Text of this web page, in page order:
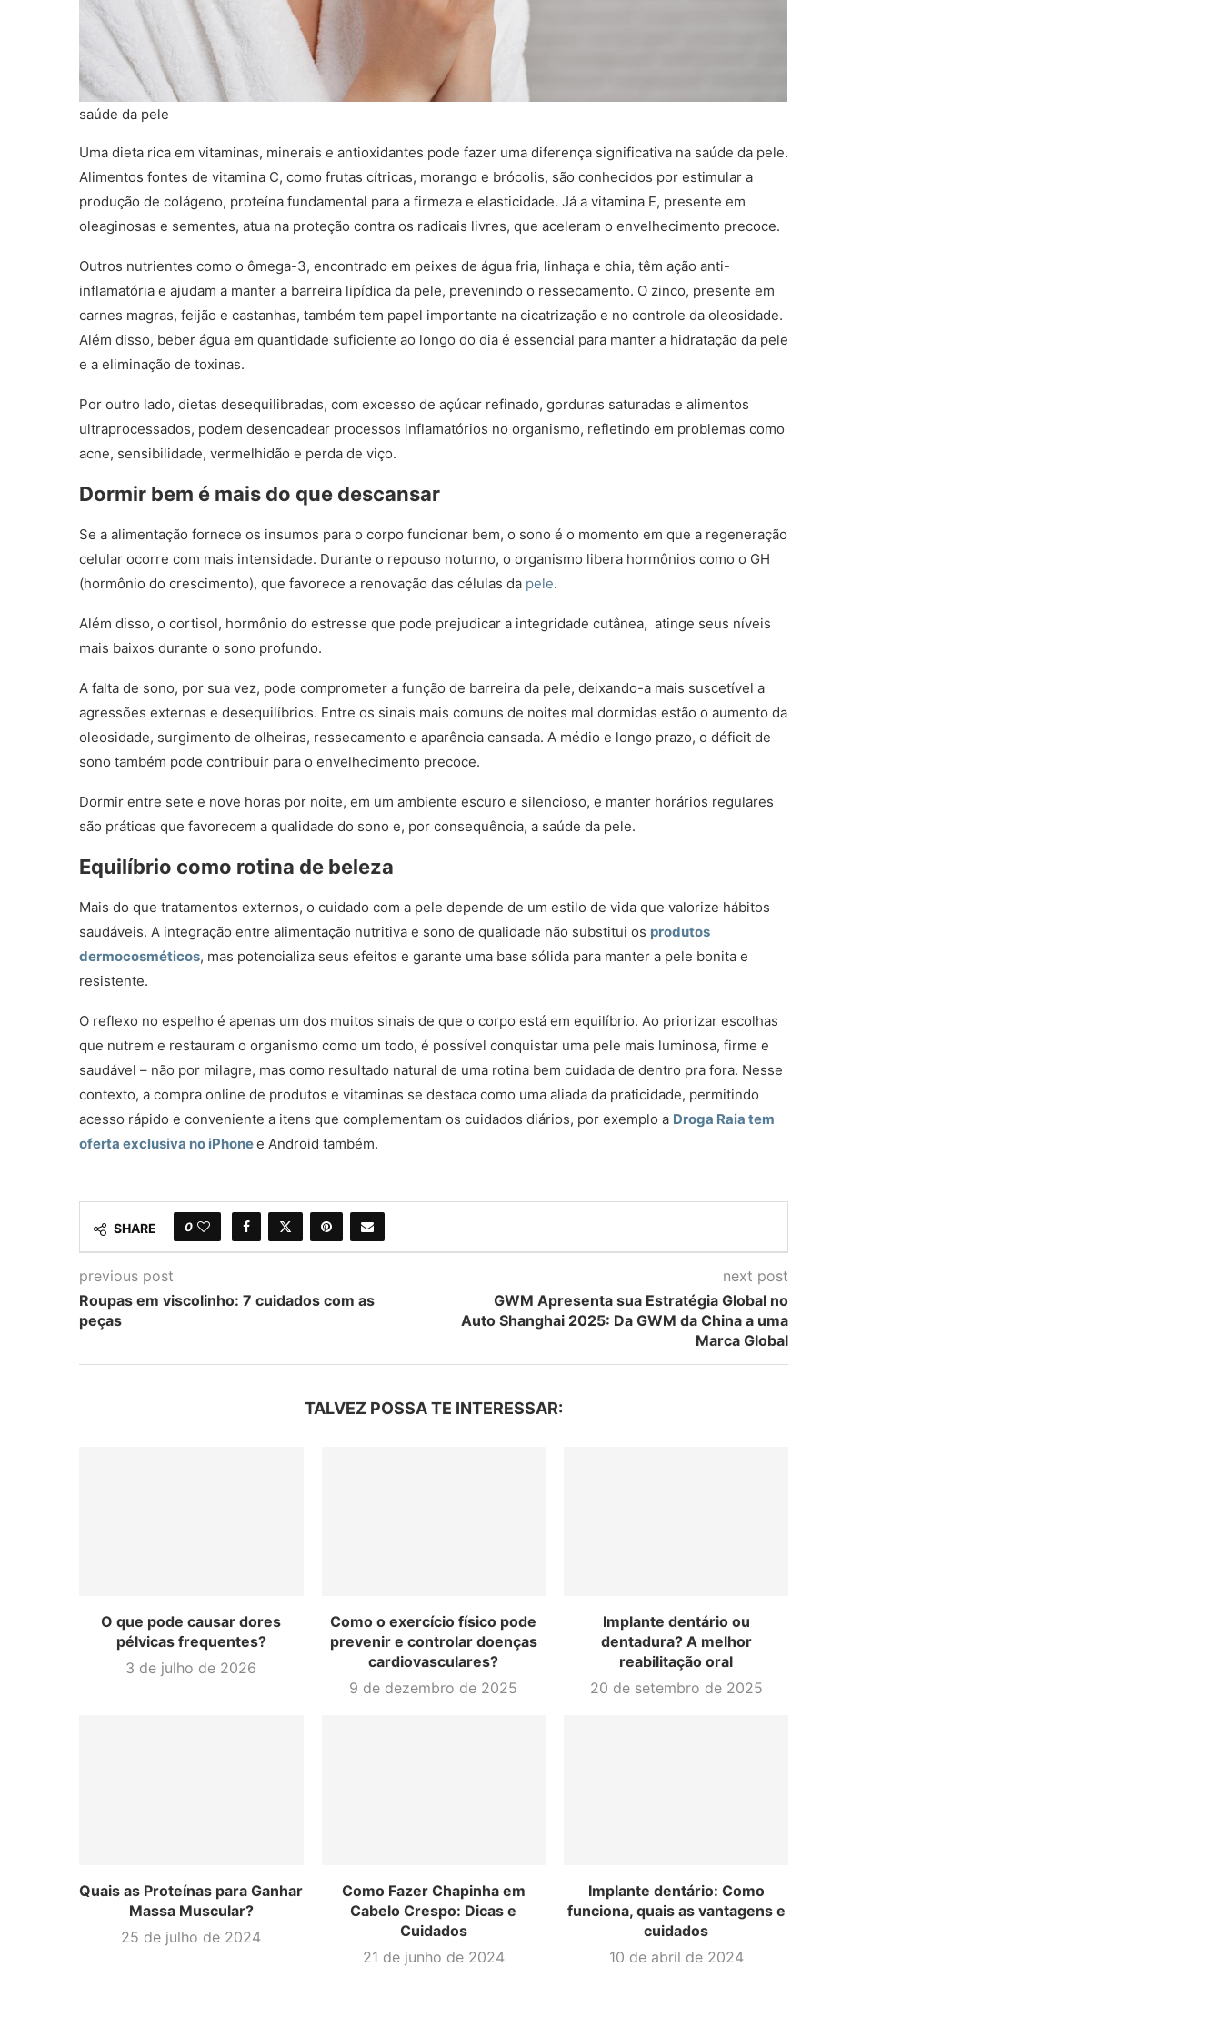
saúde da pele
Uma dieta rica em vitaminas, minerais e antioxidantes pode fazer uma diferença significativa na saúde da pele.
Alimentos fontes de vitamina C, como frutas cítricas, morango e brócolis, são conhecidos por estimular a
produção de colágeno, proteína fundamental para a firmeza e elasticidade. Já a vitamina E, presente em
oleaginosas e sementes, atua na proteção contra os radicais livres, que aceleram o envelhecimento precoce.
Outros nutrientes como o ômega-3, encontrado em peixes de água fria, linhaça e chia, têm ação anti-
inflamatória e ajudam a manter a barreira lipídica da pele, prevenindo o ressecamento. O zinco, presente em
carnes magras, feijão e castanhas, também tem papel importante na cicatrização e no controle da oleosidade.
Além disso, beber água em quantidade suficiente ao longo do dia é essencial para manter a hidratação da pele
e a eliminação de toxinas.
Por outro lado, dietas desequilibradas, com excesso de açúcar refinado, gorduras saturadas e alimentos
ultraprocessados, podem desencadear processos inflamatórios no organismo, refletindo em problemas como
acne, sensibilidade, vermelhidão e perda de viço.
Dormir bem é mais do que descansar
Se a alimentação fornece os insumos para o corpo funcionar bem, o sono é o momento em que a regeneração
celular ocorre com mais intensidade. Durante o repouso noturno, o organismo libera hormônios como o GH
(hormônio do crescimento), que favorece a renovação das células da pele.
Além disso, o cortisol, hormônio do estresse que pode prejudicar a integridade cutânea, atinge seus níveis
mais baixos durante o sono profundo.
A falta de sono, por sua vez, pode comprometer a função de barreira da pele, deixando-a mais suscetível a
agressões externas e desequilíbrios. Entre os sinais mais comuns de noites mal dormidas estão o aumento da
oleosidade, surgimento de olheiras, ressecamento e aparência cansada. A médio e longo prazo, o déficit de
sono também pode contribuir para o envelhecimento precoce.
Dormir entre sete e nove horas por noite, em um ambiente escuro e silencioso, e manter horários regulares
são práticas que favorecem a qualidade do sono e, por consequência, a saúde da pele.
Equilíbrio como rotina de beleza
Mais do que tratamentos externos, o cuidado com a pele depende de um estilo de vida que valorize hábitos
saudáveis. A integração entre alimentação nutritiva e sono de qualidade não substitui os produtos
dermocosméticos, mas potencializa seus efeitos e garante uma base sólida para manter a pele bonita e
resistente.
O reflexo no espelho é apenas um dos muitos sinais de que o corpo está em equilíbrio. Ao priorizar escolhas
que nutrem e restauram o organismo como um todo, é possível conquistar uma pele mais luminosa, firme e
saudável – não por milagre, mas como resultado natural de uma rotina bem cuidada de dentro pra fora. Nesse
contexto, a compra online de produtos e vitaminas se destaca como uma aliada da praticidade, permitindo
acesso rápido e conveniente a itens que complementam os cuidados diários, por exemplo a Droga Raia tem
oferta exclusiva no iPhonee Android também.
SHARE 0
previous post
Roupas em viscolinho: 7 cuidados com as
peças
next post
GWM Apresenta sua Estratégia Global no
Auto Shanghai 2025: Da GWM da China a uma
Marca Global
TALVEZ POSSA TE INTERESSAR:
O que pode causar dores
pélvicas frequentes?
3 de julho de 2026
Como o exercício físico pode
prevenir e controlar doenças
cardiovasculares?
9 de dezembro de 2025
Implante dentário ou
dentadura? A melhor
reabilitação oral
20 de setembro de 2025
Quais as Proteínas para Ganhar
Massa Muscular?
25 de julho de 2024
Como Fazer Chapinha em
Cabelo Crespo: Dicas e
Cuidados
21 de junho de 2024
Implante dentário: Como
funciona, quais as vantagens e
cuidados
10 de abril de 2024